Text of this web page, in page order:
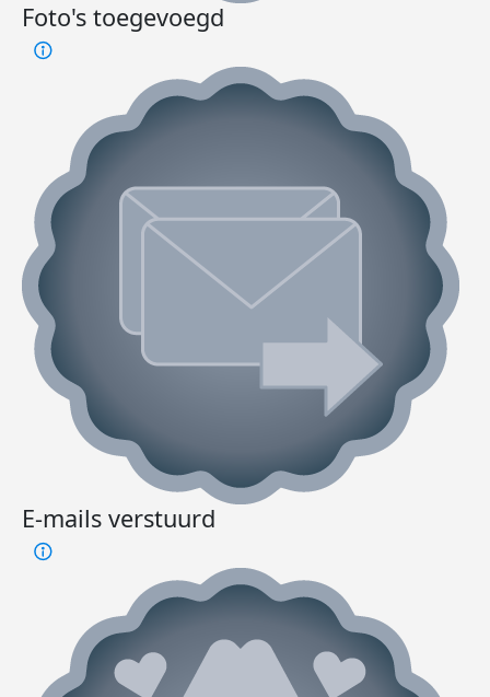
Foto's toegevoegd
E-mails verstuurd